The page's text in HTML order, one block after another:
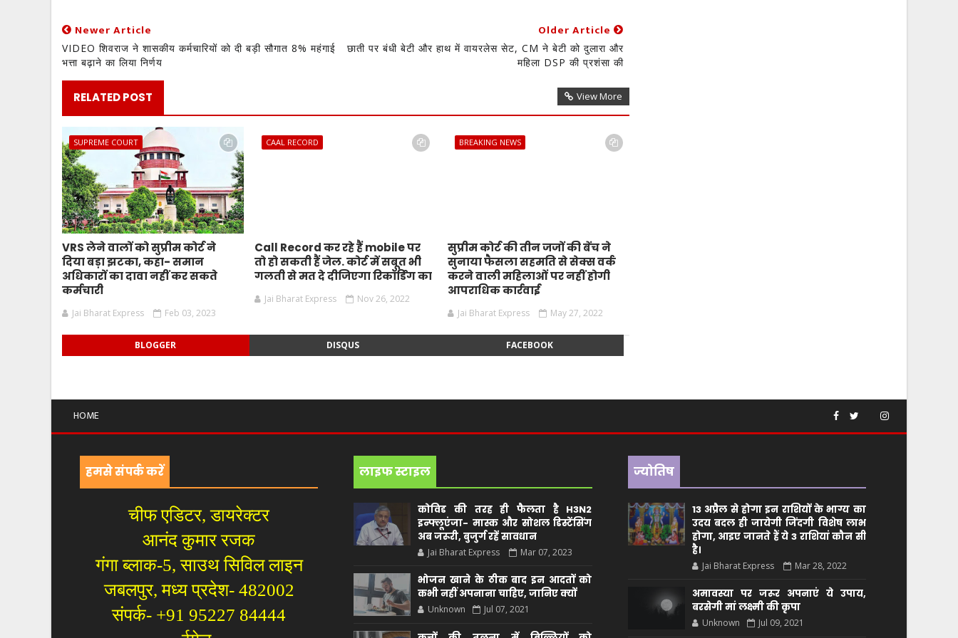
Newer Article
VIDEO शिवराज ने शासकीय कर्मचारियों को दी बड़ी सौगात 8% महंगाई
भत्ता बढ़ाने का लिया निर्णय
Older Article
छाती पर बंधी बेटी और हाथ में वायरलेस सेट, CM ने बेटी को दुलारा और
महिला DSP की प्रशंसा की
RELATED POST View More
SUPREME COURT
VRS लेने वालों को सुप्रीम कोर्ट ने
दिया बड़ा झटका, कहा- समान
अधिकारों का दावा नहीं कर सकते
कर्मचारी
Jai Bharat Express Feb 03, 2023
CAAL RECORD
Call Record कर रहे हैं mobile पर
तो हो सकती हैं जेल. कोर्ट में सबूत भी
गलती से मत दे दीजिएगा रिकॉर्डिंग का
Jai Bharat Express Nov 26, 2022
BREAKING NEWS
सुप्रीम कोर्ट की तीन जजों की बेंच ने
सुनाया फैसला सहमति से सेक्स वर्क
करने वाली महिलाओं पर नहीं होगी
आपराधिक कार्रवाई
Jai Bharat Express May 27, 2022
BLOGGER DISQUS FACEBOOK
HOME
हमसे संपर्क करें
चीफ एडिटर, डायरेक्टर
आनंद कुमार रजक
गंगा ब्लाक-5, साउथ सिविल लाइन
जबलपुर, मध्य प्रदेश- 482002
संपर्क- +91 95227 84444
लाइफ स्टाइल
कोविड की तरह ही फैलता है H3N2
इन्फ्लूएंजा- मास्क और सोशल डिस्टेंसिंग
अब जरूरी, बुजुर्ग रहें सावधान
Jai Bharat Express Mar 07, 2023
भोजन खाने के ठीक बाद इन आदतों को
कभी नहीं अपनाना चाहिए, जानिए क्यों
Unknown Jul 07, 2021
ज्योतिष
13 अप्रैल से होगा इन राशियों के भाग्य का
उदय बदल ही जायेगी जिंदगी विशेष लाभ
होगा, आइए जानते हैं ये 3 राशियां कौन सीं
है।
Jai Bharat Express Mar 28, 2022
अमावस्या पर जरूर अपनाएं ये उपाय,
बरसेगी मां लक्ष्मी की कृपा
Unknown Jul 09, 2021